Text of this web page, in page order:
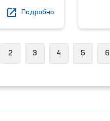
Подробно
2 3 4 5 6